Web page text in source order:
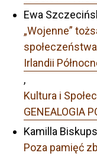
Ewa
„Wojenne”
Irlandii
,
Kultura i
GENEALOGIA
Kamilla
Poza pamięć